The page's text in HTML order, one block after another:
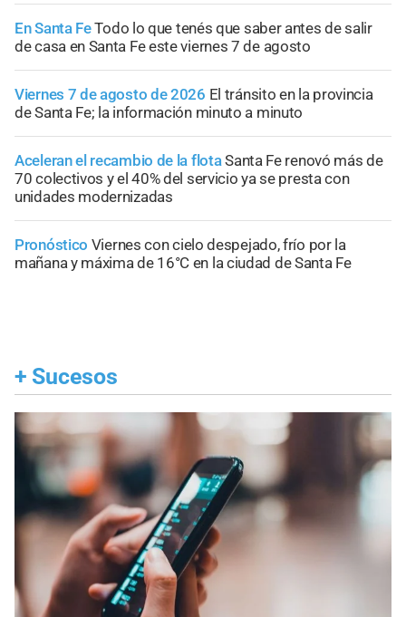
En Santa FeTodo lo que tenés que saber antes de salir
de casa en Santa Fe este viernes 7 de agosto
Viernes 7 de agosto de 2026 El tránsito en la provincia
de Santa Fe; la información minuto a minuto
Aceleran el recambio de la flotaSanta Fe renovó más de
70 colectivos y el 40% del servicio ya se presta con
unidades modernizadas
Pronóstico Viernes con cielo despejado, frío por la
mañana y máxima de 16°C en la ciudad de Santa Fe
+ Sucesos